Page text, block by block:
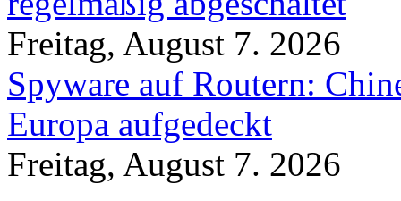
Freitag, August 7. 2026
Spyware auf Routern:
Europa aufgedeckt
Freitag, August 7. 2026